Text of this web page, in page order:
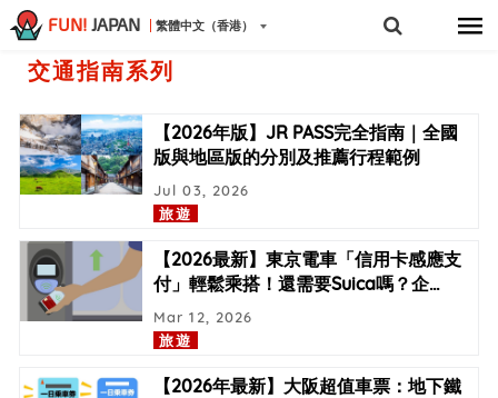
FUN! JAPAN 繁體中文（香港）
交通指南系列
【2026年版】JR PASS完全指南｜全國
版與地區版的分別及推薦行程範例
旅遊
Jul 03, 2026
【2026最新】東京電車「信用卡感應支
付」輕鬆乘搭！還需要Suica嗎？企…
旅遊
Mar 12, 2026
【2026年最新】大阪超值車票：地下鐵